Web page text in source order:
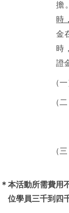
擔
時
金
時
證
（
（
（
＊本活動所需費用
位學員三千到四